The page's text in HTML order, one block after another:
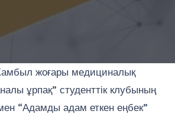
жоғары медициналық
ұрпақ” студенттік клубының
“Адамды адам еткен еңбек”